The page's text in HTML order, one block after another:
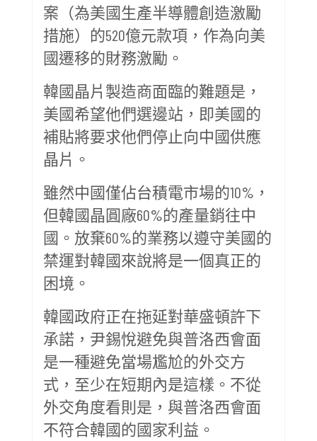
案（為美國生產半導體創造激勵
措施）的520億元款項，作為向美
國遷移的財務激勵。
韓國晶片製造商面臨的難題是，
美國希望他們選邊站，即美國的
補貼將要求他們停止向中國供應
晶片。
雖然中國僅佔台積電市場的10%，
但韓國晶圓廠60%的產量銷往中
國。放棄60%的業務以遵守美國的
禁運對韓國來說將是一個真正的
困境。
韓國政府正在拖延對華盛頓許下
承諾，尹錫悅避免與普洛西會面
是一種避免當場尷尬的外交方
式，至少在短期內是這樣。不從
外交角度看則是，與普洛西會面
不符合韓國的國家利益。